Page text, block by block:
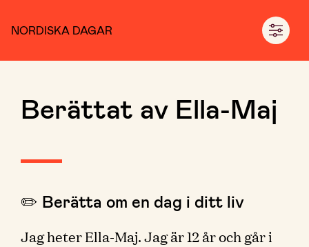
NORDISKA DAGAR
Berättat av Ella-Maj
✏️ Berätta om en dag i ditt liv
Jag heter Ella-Maj. Jag är 12 år och går i